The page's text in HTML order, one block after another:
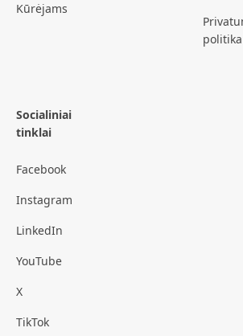
Kūrėjams
politika
Socialiniai
tinklai
Facebook
Instagram
LinkedIn
YouTube
X
TikTok